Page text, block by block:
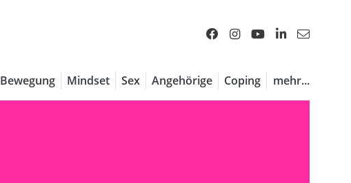
Bewegung Mindset Sex Angehörige Coping mehr...